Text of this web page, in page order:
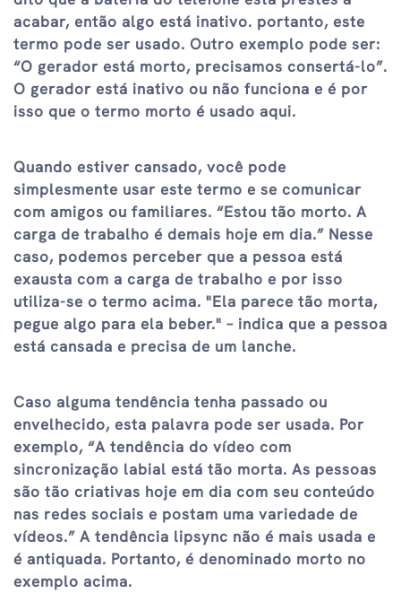
acabar, então algo está inativo. portanto, este
termo pode ser usado. Outro exemplo pode ser:
“O gerador está morto, precisamos consertá-lo”.
O gerador está inativo ou não funciona e é por
isso que o termo morto é usado aqui.
Quando estiver cansado, você pode
simplesmente usar este termo e se comunicar
com amigos ou familiares. “Estou tão morto. A
carga de trabalho é demais hoje em dia.” Nesse
caso, podemos perceber que a pessoa está
exausta com a carga de trabalho e por isso
utiliza-se o termo acima. "Ela parece tão morta,
pegue algo para ela beber." – indica que a pessoa
está cansada e precisa de um lanche.
Caso alguma tendência tenha passado ou
envelhecido, esta palavra pode ser usada. Por
exemplo, “A tendência do vídeo com
sincronização labial está tão morta. As pessoas
são tão criativas hoje em dia com seu conteúdo
nas redes sociais e postam uma variedade de
vídeos.” A tendência lipsync não é mais usada e
é antiquada. Portanto, é denominado morto no
exemplo acima.